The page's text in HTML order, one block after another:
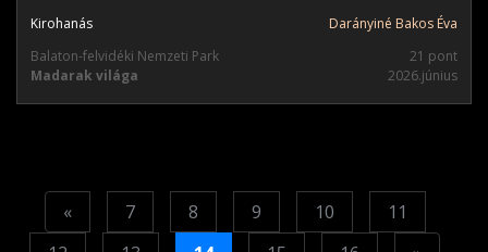
Kirohanás
Darányiné Bakos Éva
Balaton-felvidéki Nemzeti Park
21 pont
Madarak világa
2026.június
«Previous
7 8 9 10
11